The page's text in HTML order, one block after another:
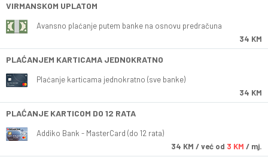
VIRMANSKOM UPLATOM
Avansno plaćanje putem banke na osnovu predračuna
34 KM
PLAĆANJEM KARTICAMA JEDNOKRATNO
Plaćanje karticama jednokratno (sve banke)
34 KM
PLAĆANJE KARTICOM DO 12 RATA
Addiko Bank - MasterCard (do 12 rata)
34 KM / već od 3 KM / mj.